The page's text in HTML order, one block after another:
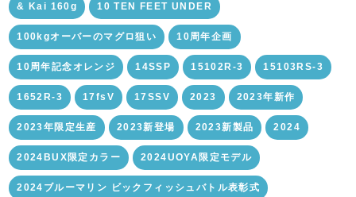
& Kai 160g 10 TEN FEET UNDER
100kgオーバーのマグロ狙い 10周年企画
10周年記念オレンジ 14SSP 15102R-3 15103RS-3
1652R-3 17fsV 17SSV 2023 2023年新作
2023年限定生産 2023新登場 2023新製品 2024
2024BUX限定カラー 2024UOYA限定モデル
2024ブルーマリン ビックフィッシュバトル表彰式